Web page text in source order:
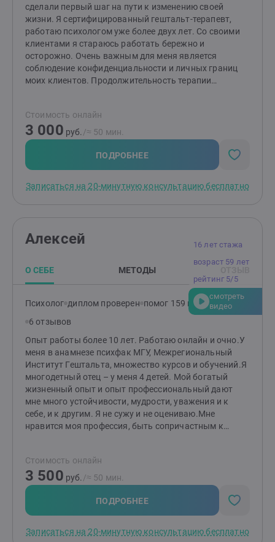
сделали первый шаг на пути к изменению своей
жизни. Я сертифицированный гештальт-терапевт,
работаю психологом уже более двух лет. Со своими
клиентами я стараюсь работать бережно и
осторожно. Очень важным для меня является
соблюдение конфиденциальности и личных границ
моих клиентов. Продолжительность терапии
психологией, задолго до того, как решила заняться
ею профессионально. У меня есть большой интерес к
людям, их проблемам, желание помочь. Основные
направления работы: гештальт-терапия и
психоанализ. Буду рада помочь Вам сделать Вашу
Стоимость онлайн
3 000 руб. /≈ 50 мин.
ПОДРОБНЕЕ
Записаться на 20-минутную консультацию бесплатно
16 лет стажа
возраст 59 лет
рейтинг 5/5
смотреть
видео
Алексей
О СЕБЕ МЕТОДЫ
Психолог диплом проверен помог 159 клиентам
6 отзывов
Опыт работы более 10 лет. Работаю онлайн и очно.У
меня в анамнезе психфак МГУ, Межрегиональный
Институт Гештальта, множество курсов и обучений.Я
многодетный отец – у меня 4 детей. Мой богатый
жизненный опыт и опыт профессиональный дают
мне много устойчивости, мудрости, уважения и к
себе, и к другим. Я не сужу и не оцениваю.Мне
нравится моя профессия, быть сопричастным к
на теорию целостности, сголасно которой мы можем
построить гармоничные и сбалансированные
отношения и с собой, и с другими. Я работаю со всем
этим:Тревога/ Не понимаете, что происходит/ Устали
бороться/ Депрессия/ И люблю и ненавижу/ Меня
Я чувствую вину/ Я растерян/ Не могу сделать выбор
Стоимость онлайн
3 500 руб. /≈ 50 мин.
ПОДРОБНЕЕ
Записаться на 20-минутную консультацию бесплатно